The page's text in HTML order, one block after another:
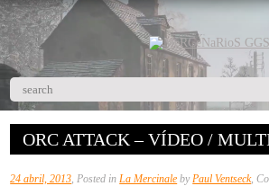
ORC ATTACK – VÍDEO /
24 abril, 2013, Posted inLa Mercinale byPaul Ventseck,